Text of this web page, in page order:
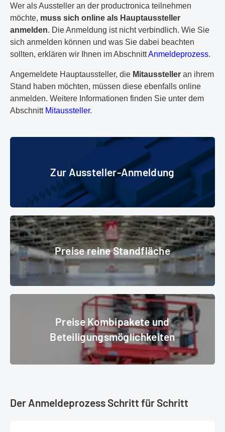
Wer als Aussteller an der productronica teilnehmen
möchte, muss sich online als Hauptaussteller
anmelden. Die Anmeldung ist nicht verbindlich. Wie Sie
sich anmelden können und was Sie dabei beachten
sollten, erklären wir Ihnen im AbschnittAnmeldeprozess.
Angemeldete Hauptaussteller, die Mitaussteller an ihrem
Stand haben möchten, müssen diese ebenfalls online
anmelden. Weitere Informationen finden Sie unter dem
Abschnitt Mitaussteller.
Zur Aussteller-Anmeldung
Zur Aussteller-Anmeldung
Preise reine Standfläche
Preise reine Standfläche
© Messe München GmbH
Preise Kombipakete und Beteiligungsmöglichkeiten
Preise Kombipakete und
Beteiligungsmöglichkeiten
Der Anmeldeprozess Schritt für Schritt